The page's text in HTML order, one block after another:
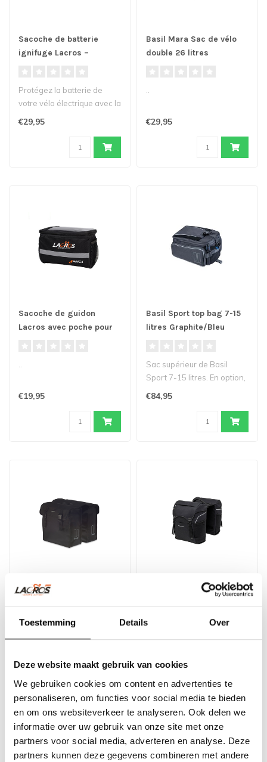
Toestemming Details Over
Deze website maakt gebruik van cookies
We gebruiken cookies om content en advertenties te
personaliseren, om functies voor social media te bieden
en om ons websiteverkeer te analyseren. Ook delen we
informatie over uw gebruik van onze site met onze
partners voor social media, adverteren en analyse. Deze
partners kunnen deze gegevens combineren met andere
Sacoche de batterie
ignifuge Lacros –
vélo électrique
Protégez la batterie de
votre vélo électrique avec la
€29,95
Basil Mara Sac de vélo
double 26 litres
€29,95
Sacoche de guidon
Lacros avec poche pour
€19,95
Basil Sport top bag 7-15
litres Graphite/Bleu
Sac supérieur de Basil
Sport 7-15 litres. En option,
€84,95
Basil Mara XL Sac de
..
€34,95
New Looxs Sports double
Sacoche de vélo double au
Looxs Sports. Comprend
€104,95